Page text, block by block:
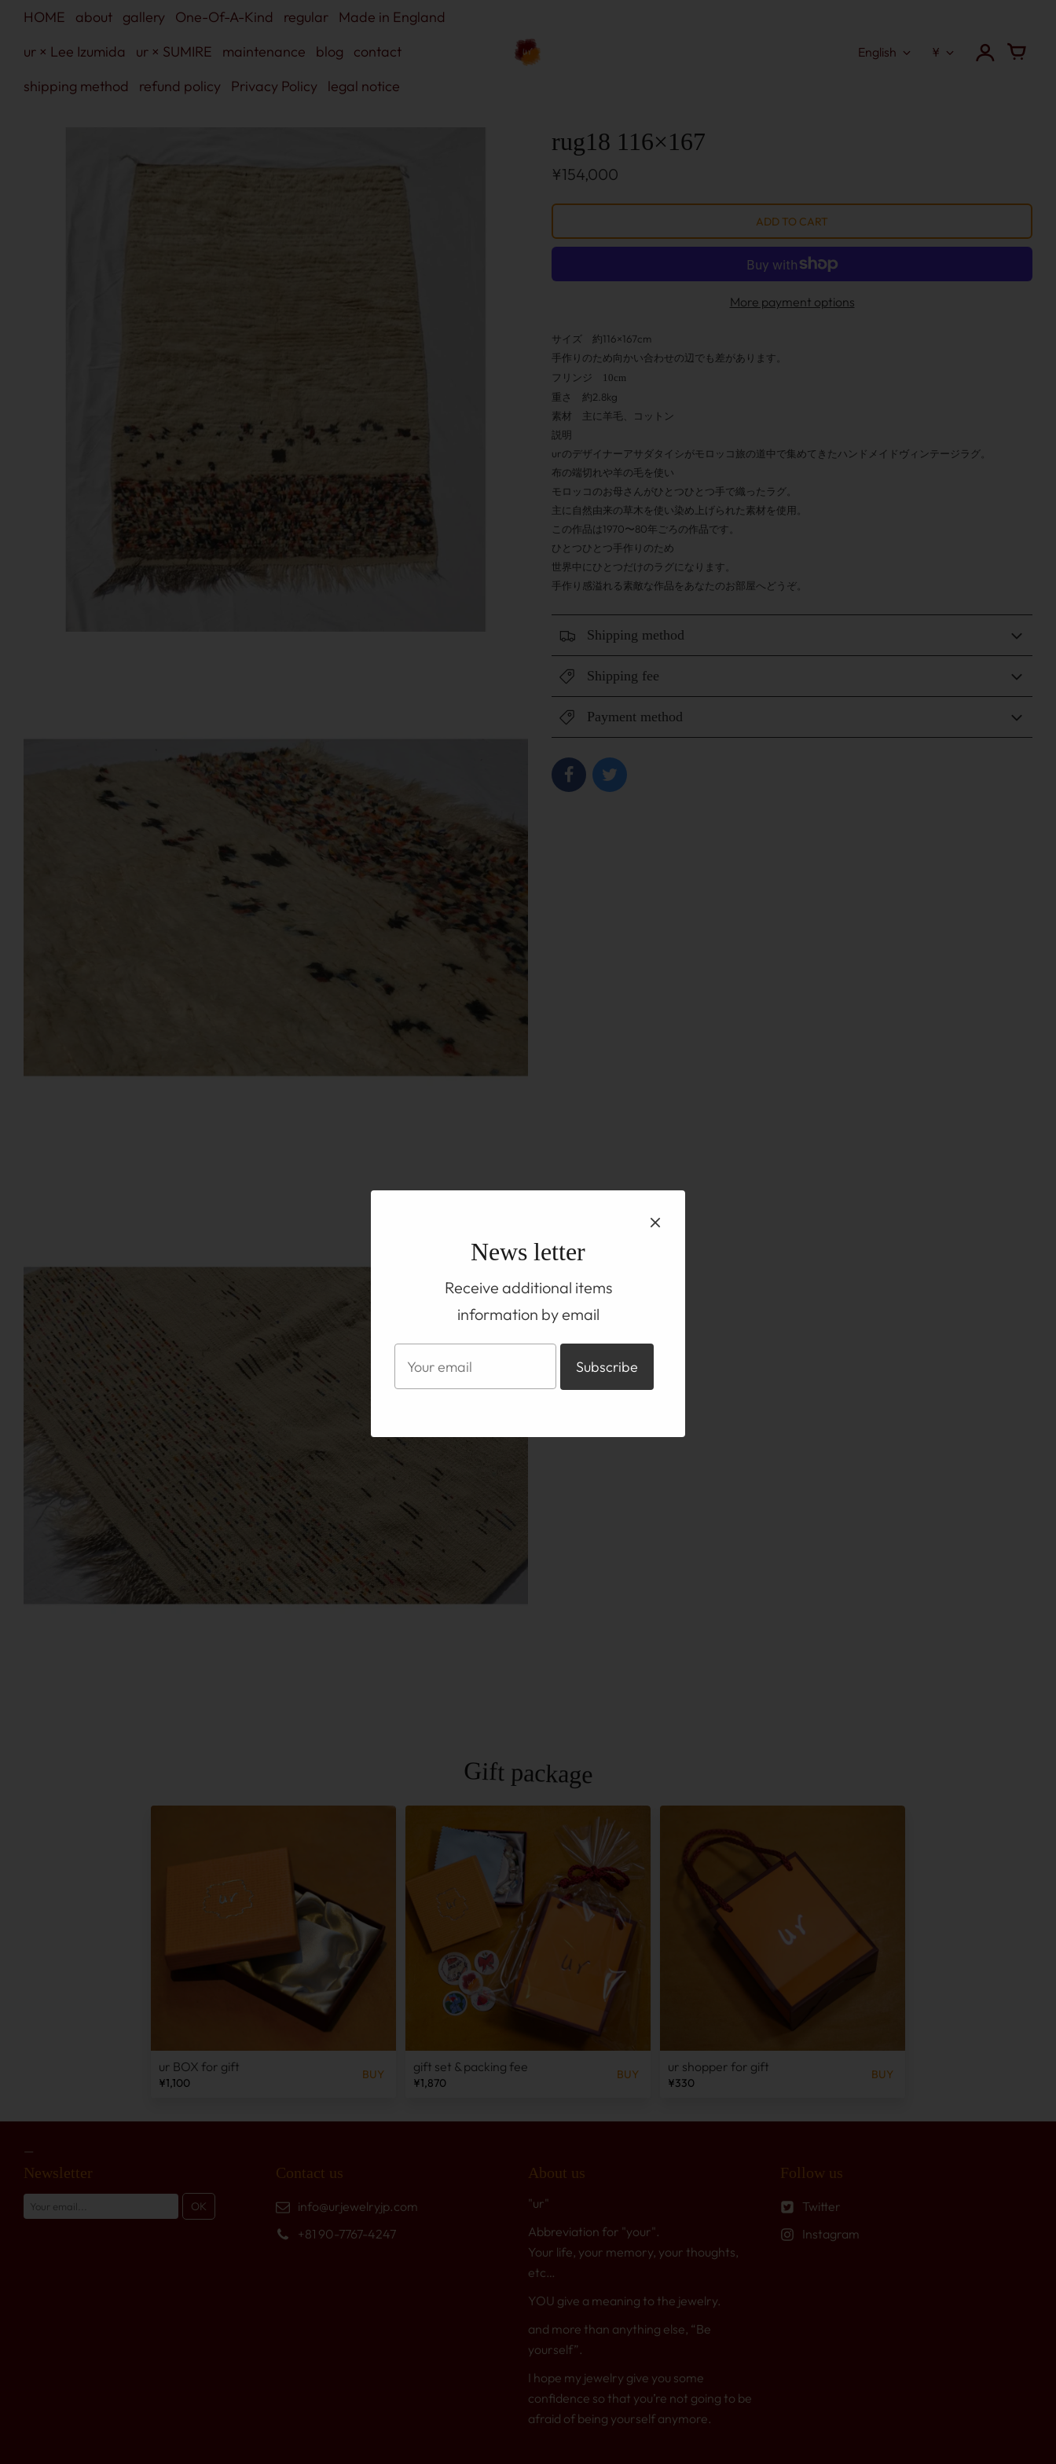
HOME about gallery One-Of-A-Kind regular
Made in England
ur × Lee Izumida
ur × SUMIRE maintenance blog
contact
shipping method
refund policy Privacy Policy legal notice
English ¥
rug18 116×167
¥154,000
More payment options
サイズ 約116×167cm
手作りのため向かい合わせの辺でも差があります。
フリンジ 10cm
重さ 約2.8kg
素材 主に羊毛、コットン
説明
urのデザイナーアサダタイシがモロッコ旅の道中で集めてきたハンドメイドヴィンテージラグ
布の端切れや羊の毛を使い
モロッコのお母さんがひとつひとつ手で織ったラグ。
主に自然由来の草木を使い染め上げられた素材を使用。
この作品は1970〜80年ごろの作品です。
ひとつひとつ手作りのため
世界中にひとつだけのラグになります。
手作り感溢れる素敵な作品をあなたのお部屋へどうぞ。
Shipping method
Shipping fee
Payment method
Gift package
BUY
ur BOX for gift
¥1,100
BUY
gift set & packing fee
¥1,870
BUY
ur shopper for gift
¥330
Newsletter Contact us
info@urjewelryjp.com
+81 90-7767-4247
About us
"ur"
Abbreviation for "your".
Your life, your memory, your thoughts,
etc…
YOU give a meaning to the jewelry.
and more than anything else, “Be
yourself”.
I hope my jewelry give you some
confidence so that you’re not going to be
afraid of being yourself anymore.
Follow us
Twitter
Instagram
News letter
Receive additional items
information by email